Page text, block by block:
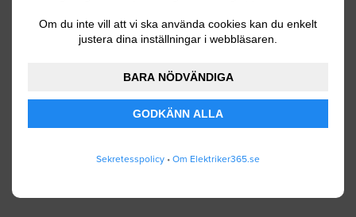
Om du inte vill att vi ska använda cookies kan du enkelt
justera dina inställningar i webbläsaren.
BARA NÖDVÄNDIGA
GODKÄNN ALLA
Sekretesspolicy • Om Elektriker365.se
använder mina personuppgifter enligt
SKICKA IN